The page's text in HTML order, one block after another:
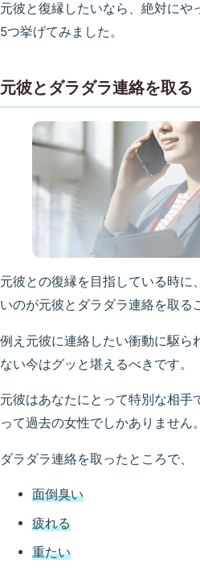
元彼と復縁したいなら、絶対にや
5つ挙げてみました。
元彼とダラダラ連絡を取る
元彼との復縁を目指している時に
いのが元彼とダラダラ連絡を取る
例え元彼に連絡したい衝動に駆ら
ない今はグッと堪えるべきです。
元彼はあなたにとって特別な相手
って過去の女性でしかありません。
ダラダラ連絡を取ったところで、
面倒臭い
疲れる
重たい